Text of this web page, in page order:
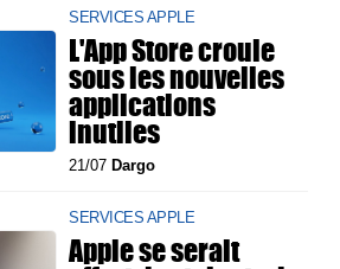
SERVICES APPLE
L'App Store croule
sous les nouvelles
applications
inutiles
21/07 Dargo
SERVICES APPLE
Apple se serait